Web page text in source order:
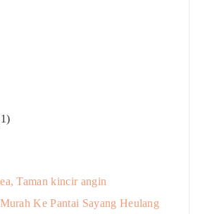
Taman kincir angin
Ke Pantai Sayang Heulang